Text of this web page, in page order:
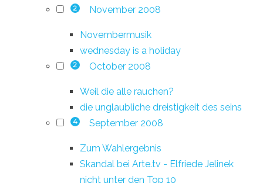
2 November 2008
Novembermusik
wednesday is a holiday
2 October 2008
Weil die alle rauchen?
die unglaubliche dreistigkeit des seins
4 September 2008
Zum Wahlergebnis
Skandal bei Arte.tv - Elfriede Jelinek
nicht unter den Top 10